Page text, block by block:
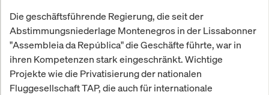
Die geschäftsführende Regierung, die seit der
Abstimmungsniederlage Montenegros in der Lissabonner
"Assembleia da República" die Geschäfte führte, war in
ihren Kompetenzen stark eingeschränkt. Wichtige
Projekte wie die Privatisierung der nationalen
Fluggesellschaft TAP, die auch für internationale